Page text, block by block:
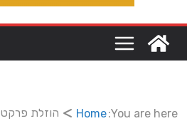
You are here:
Home הוזלת פרקט